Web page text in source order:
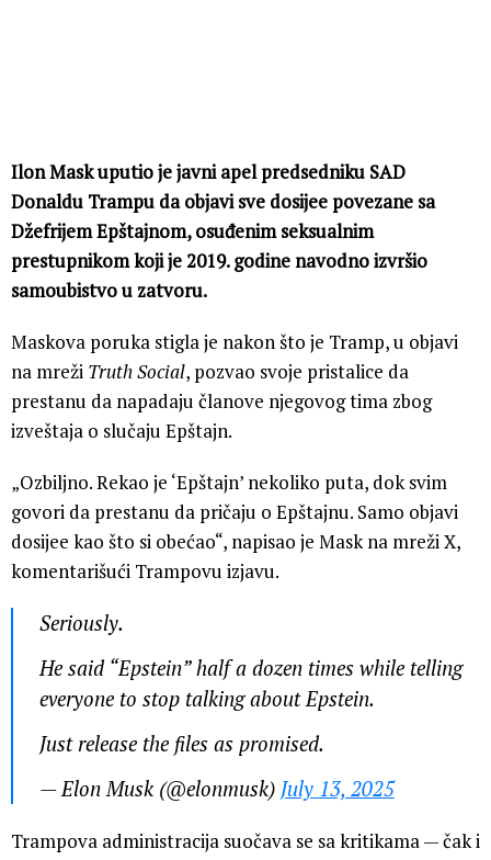
Ilon Mask uputio je javni apel predsedniku SAD
Donaldu Trampu da objavi sve dosijee povezane sa
Džefrijem Epštajnom, osuđenim seksualnim
prestupnikom koji je 2019. godine navodno izvršio
samoubistvo u zatvoru.
Maskova poruka stigla je nakon što je Tramp, u objavi
na mreži Truth Social, pozvao svoje pristalice da
prestanu da napadaju članove njegovog tima zbog
izveštaja o slučaju Epštajn.
„Ozbiljno. Rekao je ‘Epštajn’ nekoliko puta, dok svim
govori da prestanu da pričaju o Epštajnu. Samo objavi
dosijee kao što si obećao“, napisao je Mask na mreži X,
komentarišući Trampovu izjavu.
Seriously.
He said “Epstein” half a dozen times while telling
everyone to stop talking about Epstein.
Just release the files as promised.
— Elon Musk (@elonmusk) July 13, 2025
Trampova administracija suočava se sa kritikama — čak i